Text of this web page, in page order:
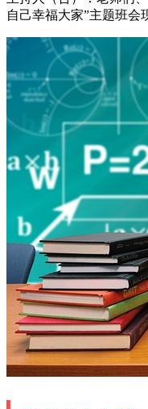
自己幸福大家”主题班会